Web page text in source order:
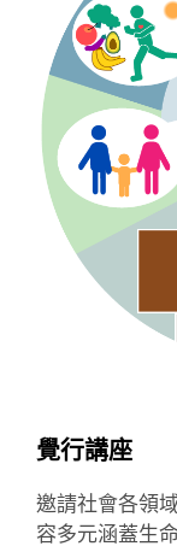
覺行講座
邀請社會各領
容多元涵蓋生